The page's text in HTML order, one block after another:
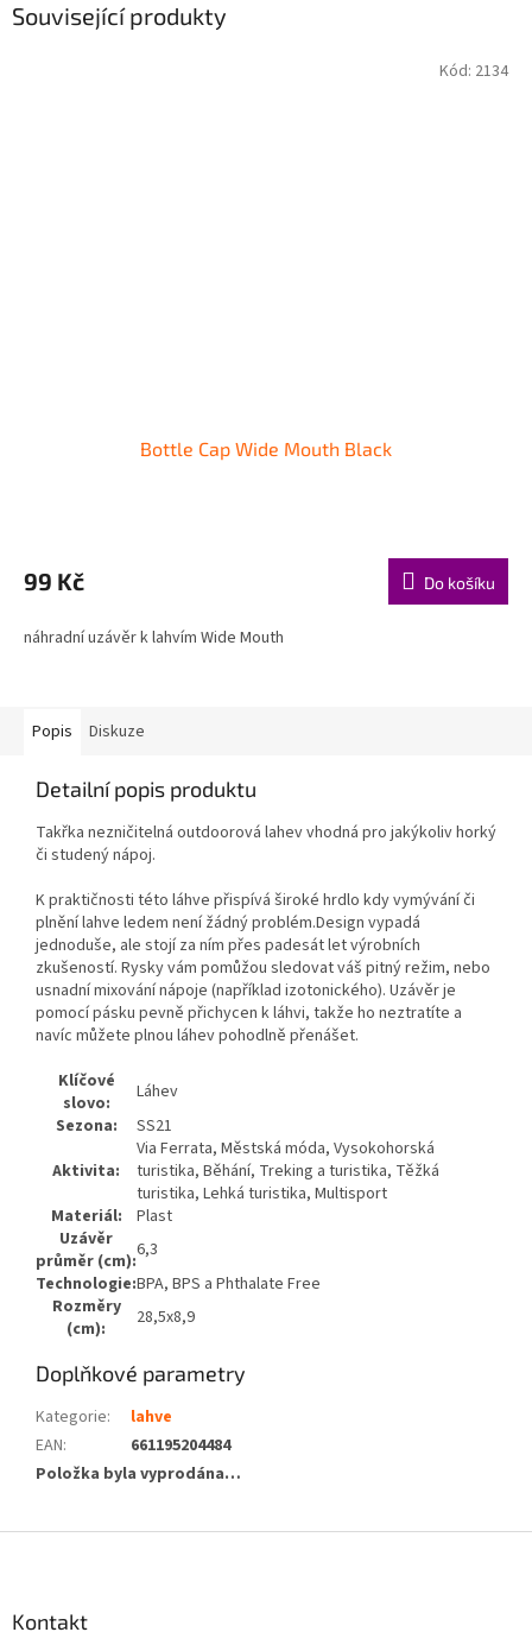
Související produkty
Bottle Cap Wide Mouth Black
99 Kč Do košíku
náhradní uzávěr k lahvím Wide Mouth
Kód: 2134
Popis Diskuze
Detailní popis produktu
Takřka nezničitelná outdoorová lahev vhodná pro jakýkoliv horký
či studený nápoj.
K praktičnosti této láhve přispívá široké hrdlo kdy vymývání či
plnění lahve ledem není žádný problém.Design vypadá
jednoduše, ale stojí za ním přes padesát let výrobních
zkušeností. Rysky vám pomůžou sledovat váš pitný režim, nebo
usnadní mixování nápoje (například izotonického). Uzávěr je
pomocí pásku pevně přichycen k láhvi, takže ho neztratíte a
navíc můžete plnou láhev pohodlně přenášet.
Klíčové
slovo:
Láhev
Sezona:
SS21
Aktivita:
Via Ferrata, Městská móda, Vysokohorská
turistika, Běhání, Treking a turistika, Těžká
turistika, Lehká turistika, Multisport
Materiál:
Plast
Uzávěr
průměr (cm):6,3
Technologie:BPA, BPS a Phthalate Free
Rozměry
(cm):
28,5x8,9
Doplňkové parametry
Kategorie:
lahve
EAN:
661195204484
Položka byla vyprodána…
Kontakt